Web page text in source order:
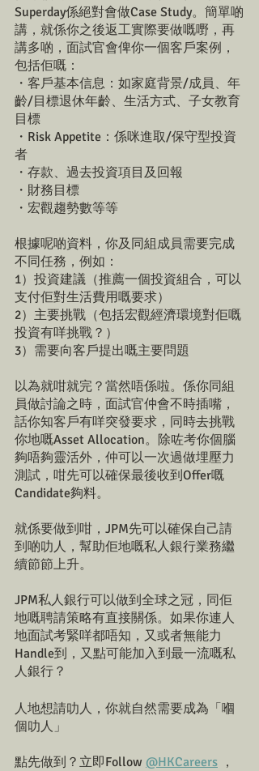
Superday係絕對會做Case Study。簡單啲
講，就係你之後返工實際要做嘅嘢，再
講多啲，面試官會俾你一個客戶案例，
包括佢嘅：
・客戶基本信息：如家庭背景/成員、年
齡/目標退休年齡、生活方式、子女教育
目標
・Risk Appetite：係咪進取/保守型投資
者
・存款、過去投資項目及回報
・財務目標
・宏觀趨勢數等等
根據呢啲資料，你及同組成員需要完成
不同任務，例如：
1）投資建議（推薦一個投資組合，可以
支付佢對生活費用嘅要求）
2）主要挑戰（包括宏觀經濟環境對佢嘅
投資有咩挑戰？）
3）需要向客戶提出嘅主要問題
以為就咁就完？當然唔係啦。係你同組
員做討論之時，面試官仲會不時插嘴，
話你知客戶有咩突發要求，同時去挑戰
你地嘅Asset Allocation。除咗考你個腦
夠唔夠靈活外，仲可以一次過做埋壓力
測試，咁先可以確保最後收到Offer嘅
Candidate夠料。
就係要做到咁，JPM先可以確保自己請
到啲叻人，幫助佢地嘅私人銀行業務繼
續節節上升。
JPM私人銀行可以做到全球之冠，同佢
地嘅聘請策略有直接關係。如果你連人
地面試考緊咩都唔知，又或者無能力
Handle到，又點可能加入到最一流嘅私
人銀行？
人地想請叻人，你就自然需要成為「嗰
個叻人」
點先做到？立即Follow @HKCareers ，